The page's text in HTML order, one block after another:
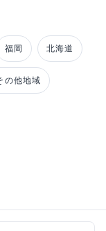
福岡 北海道
の他地域